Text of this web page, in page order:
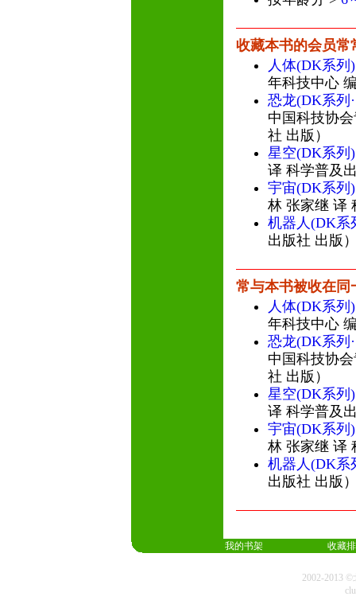
收藏本书的会员常
人体(DK系列)
年科技中心
恐龙(DK系列
中国科技协
社 出版）
星空(DK系列)
译 科学普及
宇宙(DK系列)
林 张家继 译
机器人(DK系
出版社 出版
常与本书被收在同
人体(DK系列)
年科技中心
恐龙(DK系列
中国科技协
社 出版）
星空(DK系列)
译 科学普及
宇宙(DK系列)
林 张家继 译
机器人(DK系
出版社 出版
我的书架 收藏
2002-2013